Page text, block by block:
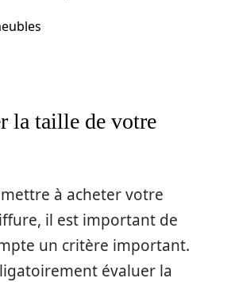
la taille de votre
à acheter votre
il est important de
un critère important.
évaluer la